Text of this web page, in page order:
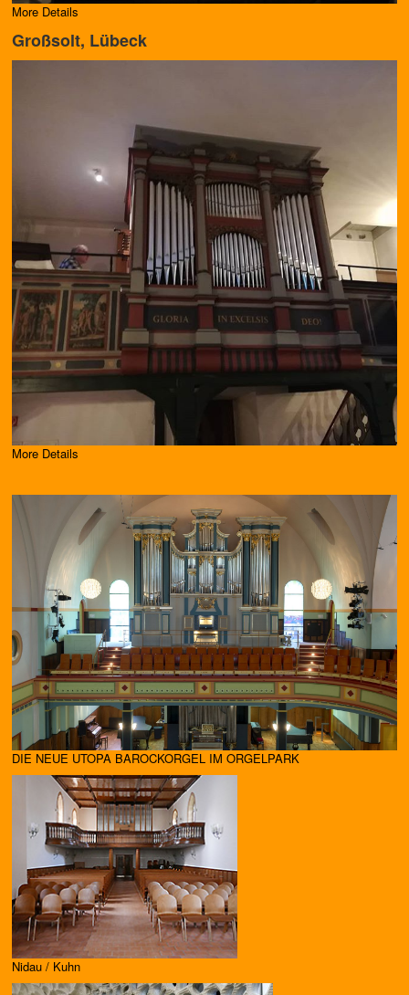
More Details
Großsolt, Lübeck
More Details
DIE NEUE UTOPA BAROCKORGEL IM ORGELPARK
Nidau / Kuhn